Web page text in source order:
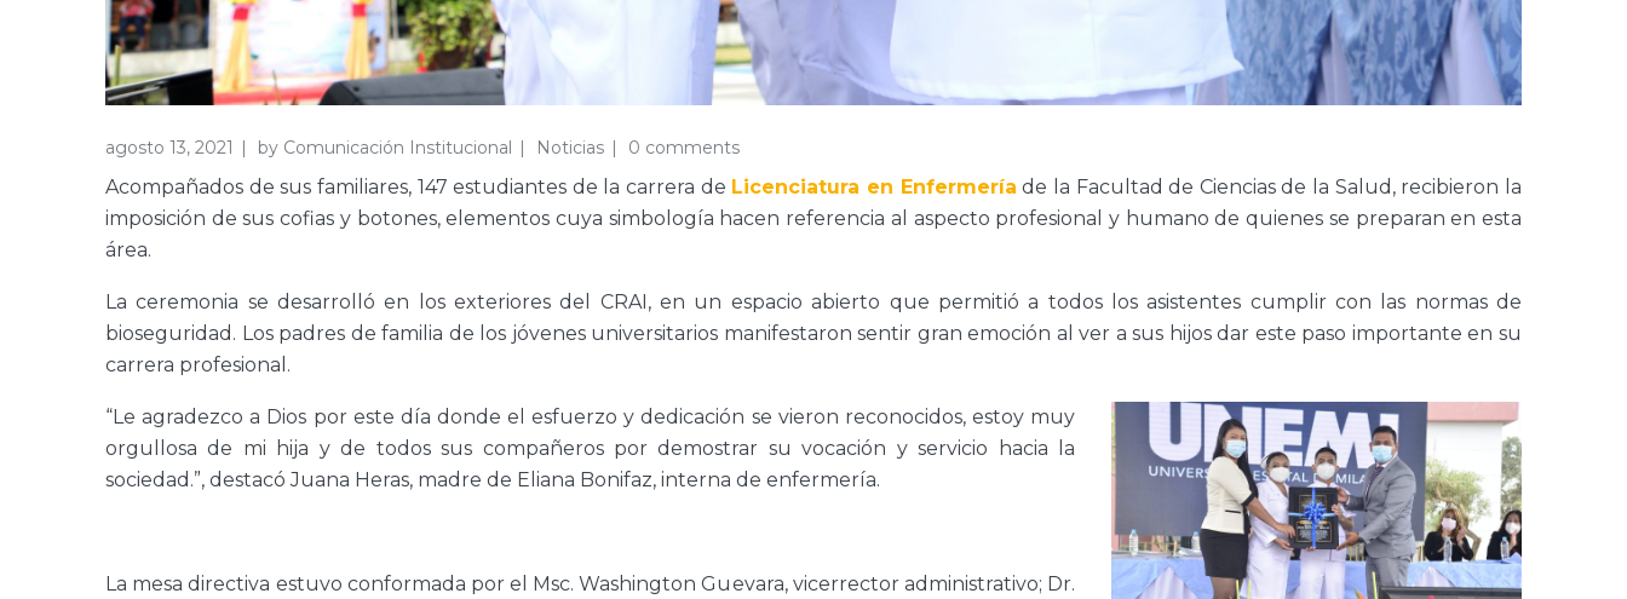
agosto 13, 2021 by Comunicación Institucional Noticias 0 comments
Acompañados de sus familiares, 147 estudiantes de la carrera de Licenciatura en Enfermería de la Facultad de Ciencias de la Salud, recibieron la
imposición de sus cofias y botones, elementos cuya simbología hacen referencia al aspecto profesional y humano de quienes se preparan en esta
área.
La ceremonia se desarrolló en los exteriores del CRAI, en un espacio abierto que permitió a todos los asistentes cumplir con las normas de
bioseguridad. Los padres de familia de los jóvenes universitarios manifestaron sentir gran emoción al ver a sus hijos dar este paso importante en su
carrera profesional.
“Le agradezco a Dios por este día donde el esfuerzo y dedicación se vieron reconocidos, estoy muy
orgullosa de mi hija y de todos sus compañeros por demostrar su vocación y servicio hacia la
sociedad.”, destacó Juana Heras, madre de Eliana Bonifaz, interna de enfermería.
La mesa directiva estuvo conformada por el Msc. Washington Guevara, vicerrector administrativo; Dr.